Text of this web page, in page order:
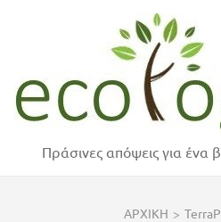
Enter)
Πράσινες απόψεις για ένα
ΑΡΧΙΚΗ >